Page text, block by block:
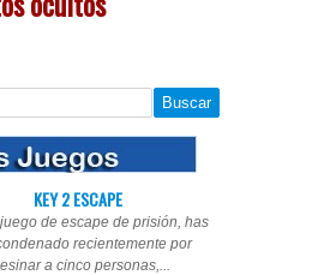
KEY 2 ESCAPE
de escape de prisión, has
recientemente por
a cinco personas,...